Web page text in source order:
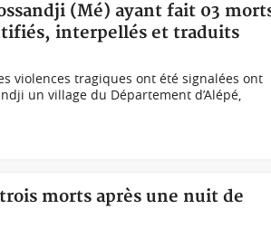
(Mé) ayant fait 03
interpellés et traduits
violences tragiques ont été signalées ont
un village du Département d’Alépé,
morts après une nuit de